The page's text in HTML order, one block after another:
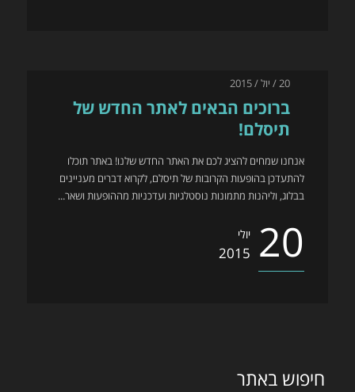
20 / יול / 2015
ברוכים הבאים לאתר החדש של
תיסלם!
אנחנו שמחים להציג לכם את האתר החדש שלנו! באתר תוכלו
להתעדכן בהופעות הקרובות של תיסלם, לקרוא דברים מעניינים
בבלוג, וליהנות מתמונות נוסטלגיות ועדכניות מההופעות ושאר...
20 יולי
2015
חיפוש באתר